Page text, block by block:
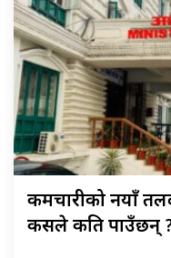
कर्मचारीको नयाँ
कसले कति पाउँछन् ?